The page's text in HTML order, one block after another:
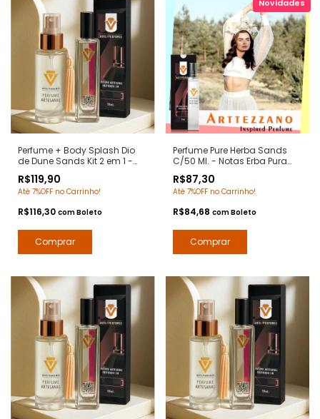
Perfume + Body Splash Dio
de Dune Sands Kit 2 em 1 -
Contratipos Premium - Arte 1
Perfumes
R$119,90
Até 7%OFF no Carrinho!
R$116,30 comBoleto
Perfume Pure Herba Sands
C/50 Ml. - Notas Erba Pura
- Arte 1 Perfumes
R$87,30
Até 7%OFF no Carrinho!
R$84,68 comBoleto